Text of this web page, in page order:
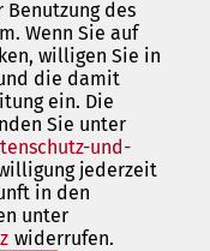
einem
neuen
Tab)
Benutzung des
Wenn Sie auf
willigen Sie in
die damit
ein. Die
Sie unter
und-
jederzeit
in den
unter
(Öffnet
widerrufen.